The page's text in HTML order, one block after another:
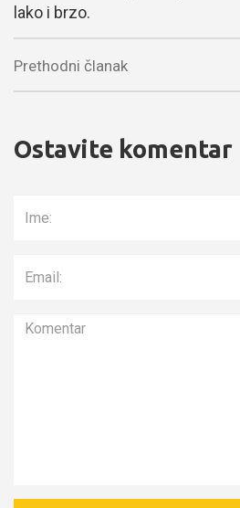
lako i brzo.
Prethodni članak
Ostavite komentar